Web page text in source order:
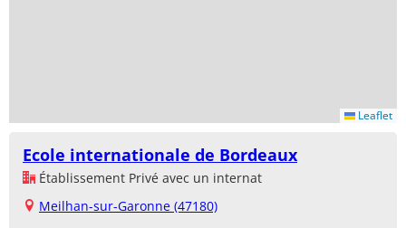
Leaflet
Ecole internationale de Bordeaux
Établissement Privé avec un internat
Meilhan-sur-Garonne (47180)